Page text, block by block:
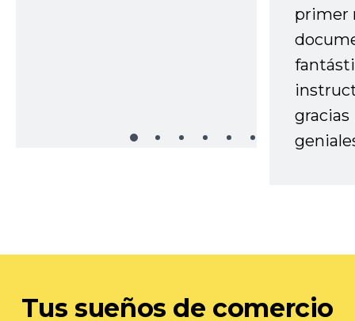
primer
gracias
Tus sueños de comercio